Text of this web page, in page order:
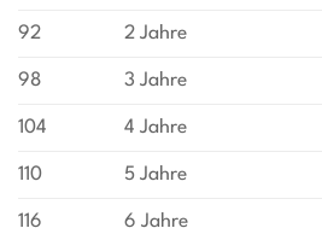
92 2 Jahre
98 3 Jahre
104 4 Jahre
110 5 Jahre
116 6 Jahre